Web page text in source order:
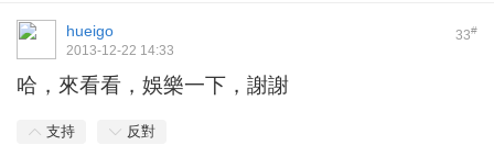
33#
hueigo
2013-12-22 14:33
哈，來看看，娛樂一下，謝謝
支持 反對